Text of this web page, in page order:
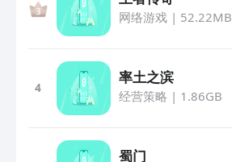
网络游戏| 52.22MB
4
率土之滨
经营策略 | 1.86GB
蜀门